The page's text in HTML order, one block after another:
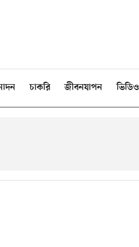
চাকরি জীবনযাপন ভিডিও